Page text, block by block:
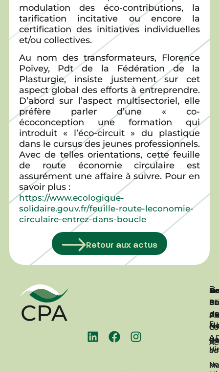
modulation des éco-contributions, la
tarification incitative ou encore la
certification des initiatives individuelles
et/ou collectives.
Au nom des transformateurs, Florence
Poivey, Pdt de la Fédération de la
Plasturgie, insiste justement sur cet
aspect global des efforts à entreprendre.
D’abord sur l’aspect multisectoriel, elle
préfère parler d’une « co-
écoconception une formation qui
introduit « l’éco-circuit » du plastique
dans le cursus des jeunes professionnels.
Avec de telles orientations, cette feuille
de route économie circulaire est
assurément une affaire à suivre. Pour en
savoir plus :
https://www.ecologique-
solidaire.gouv.fr/feuille-route-leconomie-
circulaire-entrez-dans-boucle
Retour aux actus
À
de
en